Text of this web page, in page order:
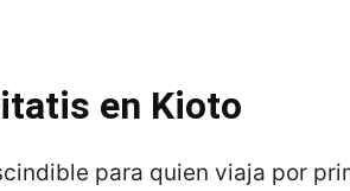
en Kioto
para quien viaja por